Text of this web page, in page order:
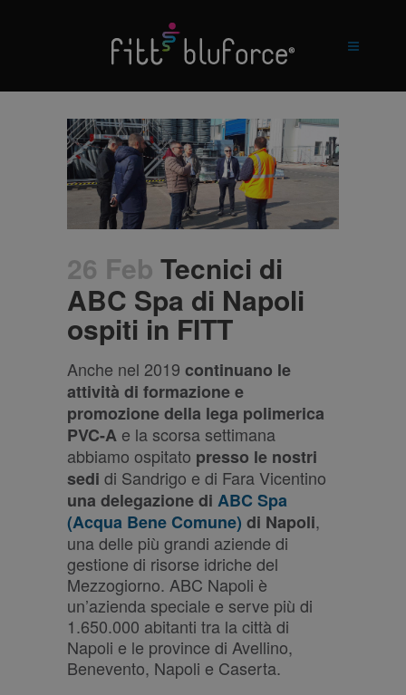
26 Feb Tecnici di
ABC Spa di Napoli
ospiti in FITT
Anche nel 2019 continuano le
attività di formazione e
promozionedella lega polimerica
PVC-A e la scorsa settimana
abbiamo ospitato presso le nostri
sedi di Sandrigo e di Fara Vicentino
una delegazione di ABC Spa
(Acqua Bene Comune) di Napoli,
una delle più grandi aziende di
gestione di risorse idriche del
Mezzogiorno. ABC Napoli è
un’azienda speciale e serve più di
1.650.000 abitanti tra la città di
Napoli e le province di Avellino,
Benevento, Napoli e Caserta.